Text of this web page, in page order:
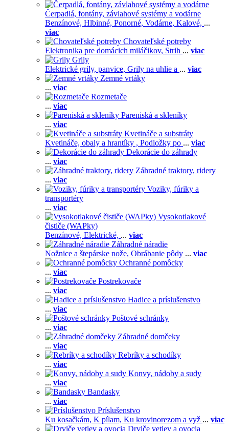
Čerpadlá, fontány, závlahové systémy a vodárne
Benzínové, Hlbinné, Ponorné, Vodárne, Kalové, ...
viac
Chovateľské potreby
Elektronika pre domácich miláčikov, Strih ... viac
Grily
Elektrické grily, panvice, Grily na uhlie a ... viac
Zemné vrtáky
... viac
Rozmetače
... viac
Pareniská a skleníky
... viac
Kvetináče a substráty
Kvetináče, obaly a hrantíky , Podložky po ... viac
Dekorácie do záhrady
... viac
Záhradné traktory, ridery
... viac
Voziky, fúriky a
transportéry
... viac
Vysokotlakové
čističe (WAPky)
Benzínové, Elektrické, ... viac
Záhradné náradie
Nožnice a štepárske nože, Obrábanie pôdy ... viac
Ochranné pomôcky
... viac
Postrekovače
... viac
Hadice a príslušenstvo
... viac
Poštové schránky
... viac
Záhradné domčeky
... viac
Rebríky a schodíky
... viac
Konvy, nádoby a sudy
... viac
Bandasky
... viac
Príslušenstvo
Ku kosačkám, K pílam, Ku krovinorezom a vyž ... viac
Drviče vetiev a ovocia